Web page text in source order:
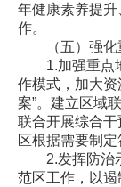
年健康素养提
作。
（五）强
1.加强重点
作模式，加大资
案”。建立区域
联合开展综合
区根据需要制定
2.发挥防治
范区工作，以